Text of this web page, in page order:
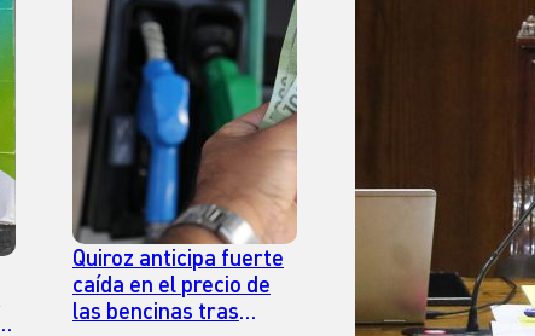
Quiroz anticipa fuerte
caída en el precio de
las bencinas tras